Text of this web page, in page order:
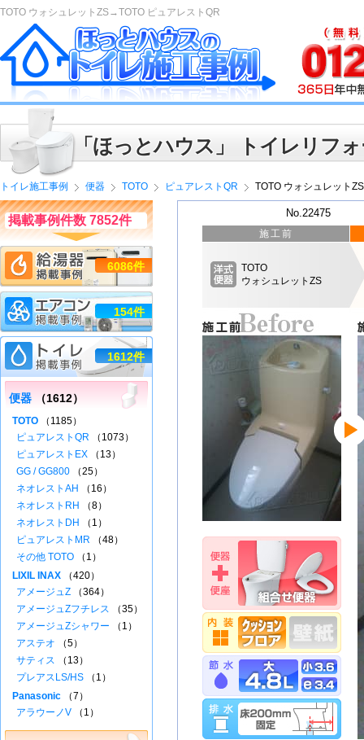
TOTO ウォシュレットZS→TOTO ピュアレストQR
「ほっとハウス」 トイレリフ
トイレ施工事例 便器 TOTO ピュアレストQR TOTO ウォシュレット
No.22475
施工前
TOTO
ウォシュレットZS
掲載事例件数 7852件
6086件
154件
1612件
便器 （1612）
TOTO （1185）
ピュアレストQR （1073）
ピュアレストEX （13）
GG / GG800 （25）
ネオレストAH
（16）
ネオレストRH
（8）
ネオレストDH
（1）
ピュアレストMR （48）
その他 TOTO （1）
LIXIL INAX （420）
アメージュZ （364）
アメージュZフチレス （35）
アメージュZシャワー （1）
アステオ （5）
サティス （13）
プレアスLS/HS （1）
Panasonic （7）
アラウーノV （1）